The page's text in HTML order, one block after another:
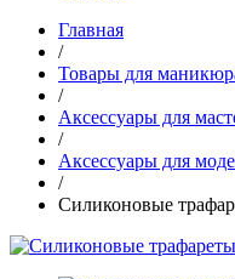
Главная
/
Товары для
/
Аксессуары для
/
Аксессуары для
/
Силиконовые